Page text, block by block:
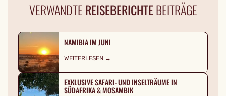
VERWANDTEREISEBERICHTEBEITRÄGE
NAMIBIA IM JUNI
WEITERLESEN →
EXKLUSIVE SAFARI- UND INSELTRÄUME IN
SÜDAFRIKA & MOSAMBIK